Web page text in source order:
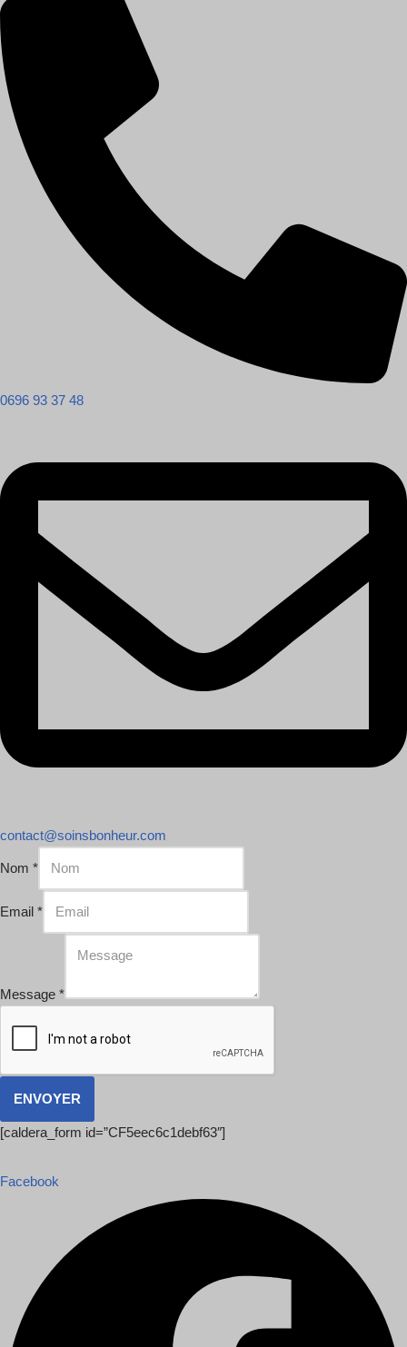
0696 93 37 48
contact@soinsbonheur.com
Nom *
Email *
Message *
ENVOYER
[caldera_form id=”CF5eec6c1debf63″]
Facebook